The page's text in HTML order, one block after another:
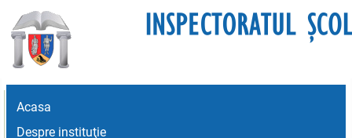
Acasa
Despre instituţie